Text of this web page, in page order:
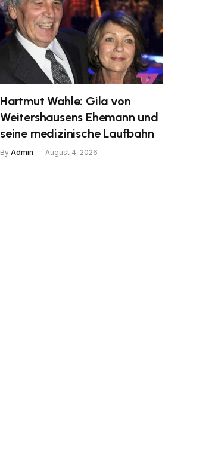
Hartmut Wahle: Gila von
Weitershausens Ehemann und
seine medizinische Laufbahn
By Admin August 4, 2026